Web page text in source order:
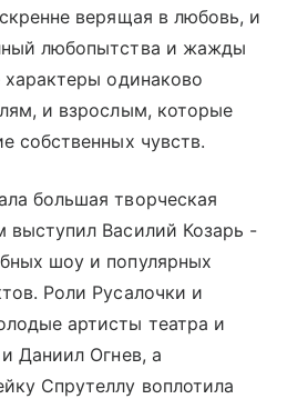
верящая в любовь, и
любопытства и жажды
одинаково
и взрослым, которые
собственных чувств.
большая творческая
выступил Василий Козарь -
шоу и популярных
Роли Русалочки и
артисты театра и
Даниил Огнев, а
Спрутеллу воплотила